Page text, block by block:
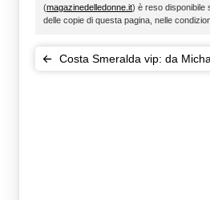
(magazinedelledonne.it) è reso disponibile
delle copie di questa pagina, nelle
Costa Smeralda vip: da